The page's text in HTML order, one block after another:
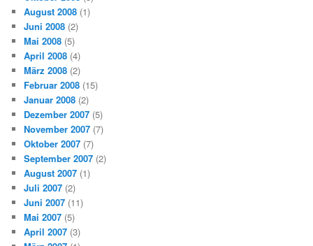
August 2008 (1)
Juni 2008 (2)
Mai 2008 (5)
April 2008 (4)
März 2008 (2)
Februar 2008 (15)
Januar 2008 (2)
Dezember 2007 (5)
November 2007 (7)
Oktober 2007 (7)
September 2007 (2)
August 2007 (1)
Juli 2007 (2)
Juni 2007 (11)
Mai 2007 (5)
April 2007 (3)